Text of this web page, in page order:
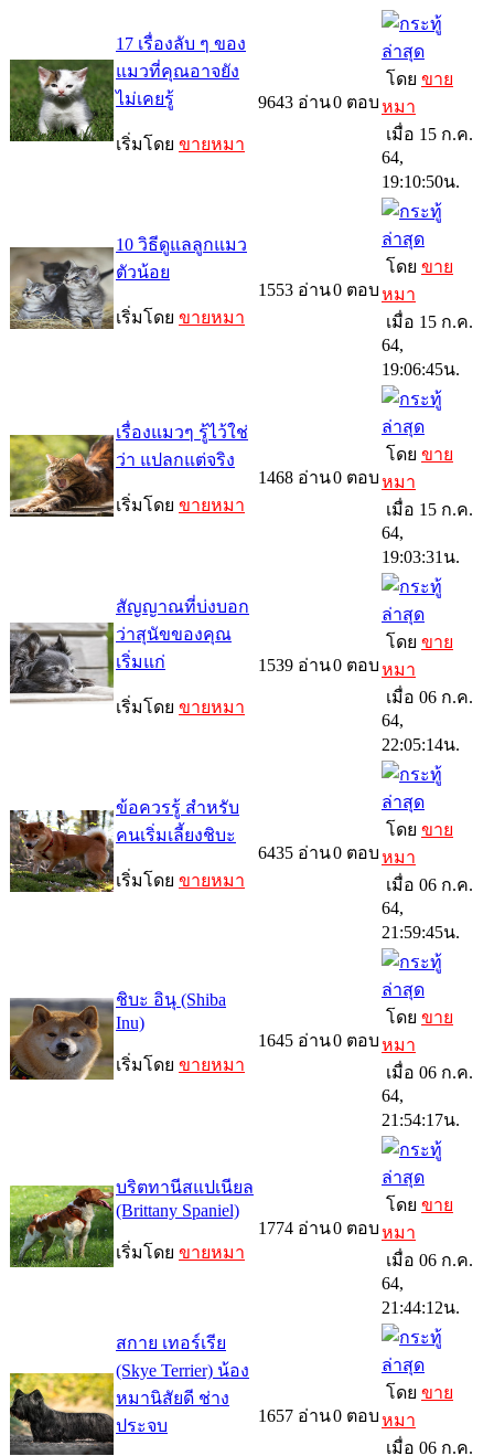
17 เรื่องลับ ๆ ของ
แมวที่คุณอาจยัง
ไม่เคยรู้
เริ่มโดย ขายหมา
9643 อ่าน0 ตอบ
โดย ขาย
หมา
เมื่อ 15 ก.ค.
64,
19:10:50น.
10 วิธีดูแลลูกแมว
ตัวน้อย
เริ่มโดย ขายหมา
1553 อ่าน0 ตอบ
โดย ขาย
หมา
เมื่อ 15 ก.ค.
64,
19:06:45น.
เรื่องแมวๆ รู้ไว้ใช่
ว่า แปลกแต่จริง
เริ่มโดย ขายหมา
1468 อ่าน0 ตอบ
โดย ขาย
หมา
เมื่อ 15 ก.ค.
64,
19:03:31น.
สัญญาณที่บ่งบอก
ว่าสุนัขของคุณ
เริ่มแก่
เริ่มโดย ขายหมา
1539 อ่าน0 ตอบ
โดย ขาย
หมา
เมื่อ 06 ก.ค.
64,
22:05:14น.
ข้อควรรู้ สำหรับ
คนเริ่มเลี้ยงชิบะ
เริ่มโดย ขายหมา
6435 อ่าน0 ตอบ
โดย ขาย
หมา
เมื่อ 06 ก.ค.
64,
21:59:45น.
ชิบะ อินุ (Shiba
Inu)
เริ่มโดย ขายหมา
1645 อ่าน0 ตอบ
โดย ขาย
หมา
เมื่อ 06 ก.ค.
64,
21:54:17น.
บริตทานีสแปเนียล
(Brittany Spaniel)
เริ่มโดย ขายหมา
1774 อ่าน0 ตอบ
โดย ขาย
หมา
เมื่อ 06 ก.ค.
64,
21:44:12น.
สกาย เทอร์เรีย
(Skye Terrier) น้อง
หมานิสัยดี ช่าง
ประจบ
1657 อ่าน0 ตอบ
โดย ขาย
หมา
เมื่อ 06 ก.ค.